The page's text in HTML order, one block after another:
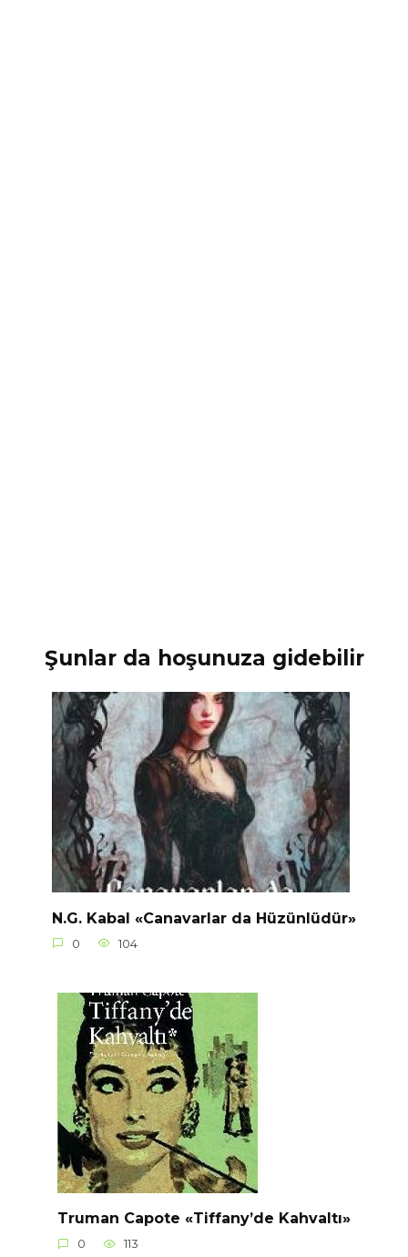
Şunlar da hoşunuza gidebilir
N.G. Kabal «Canavarlar da Hüzünlüdür»
0 104
Truman Capote «Tiffany’de Kahvaltı»
0 113